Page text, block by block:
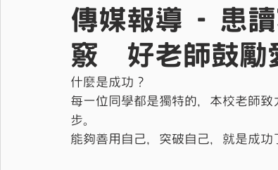
傳媒報導 - 患讀
竅 好老師鼓勵
什麼是成功？
每一位同學都是獨特的，本校老師
步。
能夠善用自己，突破自己，就是成功